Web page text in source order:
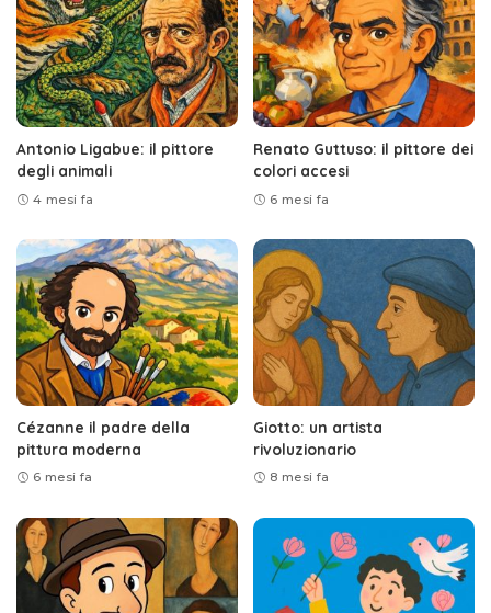
Antonio Ligabue: il pittore
degli animali
4 mesi fa
Renato Guttuso: il pittore dei
colori accesi
6 mesi fa
Cézanne il padre della
pittura moderna
6 mesi fa
Giotto: un artista
rivoluzionario
8 mesi fa